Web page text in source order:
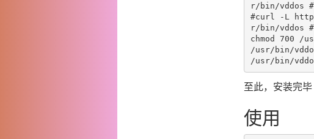
r/bin/vddos
#curl -L
r/bin/vddos
chmod 700 /
/usr/bin/
/usr/bin/
至此，安装完毕
使用